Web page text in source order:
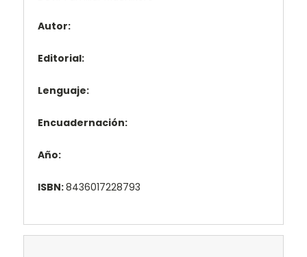
Autor:
Editorial:
Lenguaje:
Encuadernación:
Año:
ISBN:8436017228793